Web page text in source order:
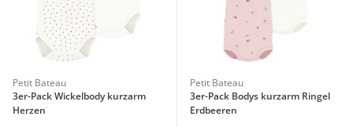
Petit Bateau
3er-Pack Wickelbody kurzarm
Herzen
Petit Bateau
3er-Pack Bodys kurzarm Ringel
Erdbeeren